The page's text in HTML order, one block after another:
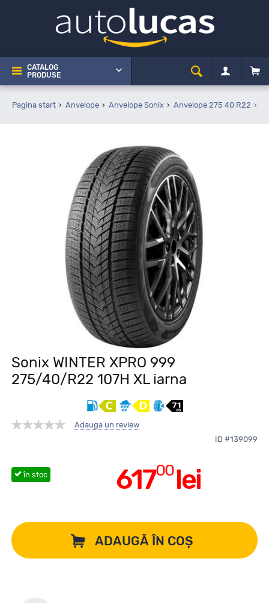
CATALOG
PRODUSE
Pagina start Anvelope Anvelope Sonix Anvelope 275 40 R22
Sonix WINTER XPRO 999
275/40/R22 107H XL iarna
Adauga un review
ID #139099
61700lei
în stoc
ADAUGĂ ÎN COȘ